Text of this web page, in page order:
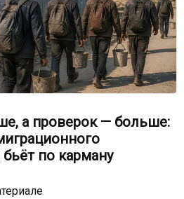
а проверок — больше:
по карману